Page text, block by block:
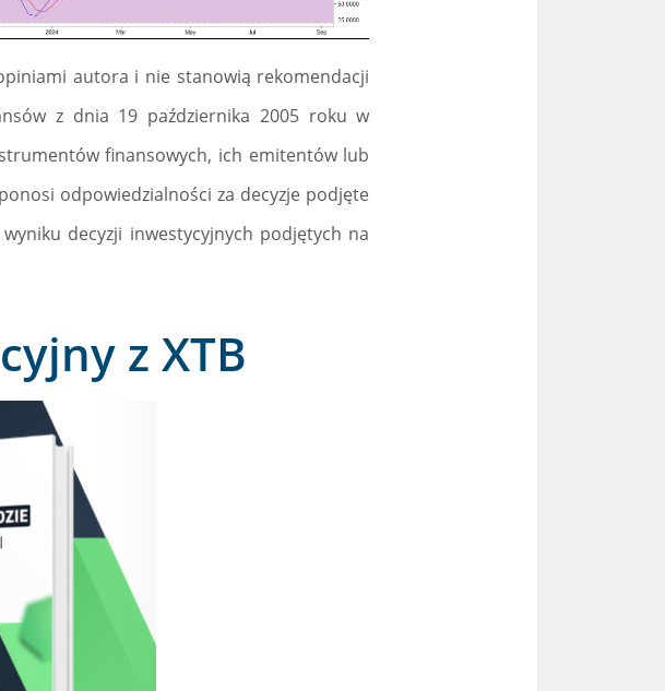
autora i nie stanowią rekomendacji
z dnia 19 października 2005 roku w
finansowych, ich emitentów lub
odpowiedzialności za decyzje podjęte
decyzji inwestycyjnych podjętych na
z XTB